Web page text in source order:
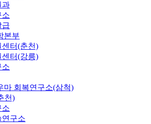
과
소
급
본부
터(춘천)
터(강릉)
소
마 회복연구소(삼척)
천)
소
연구소